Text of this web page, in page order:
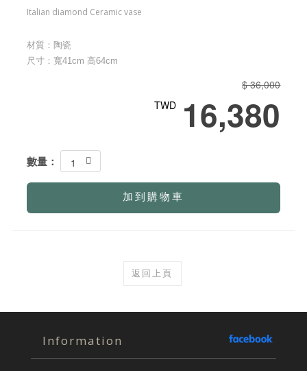
Italian diamond Ceramic vase
材質：陶瓷
尺寸：寬41cm 高64cm
$ 36,000
TWD 16,380
數量： 1
加到購物車
返回上頁
Information